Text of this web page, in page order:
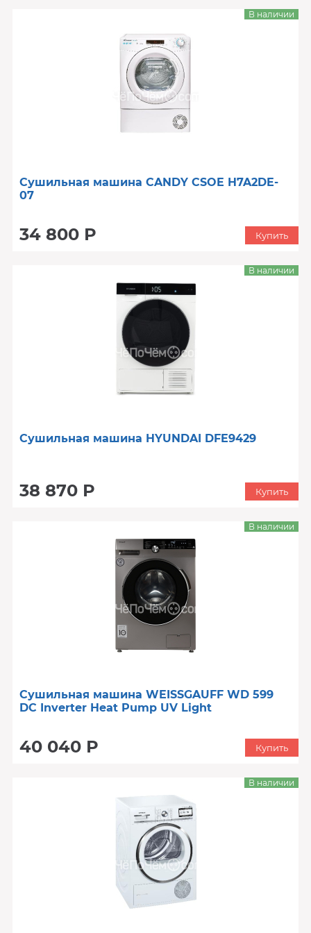
Сушильная машина CANDY CSOE H7A2DE-
07
34 800 Р
В наличии
Купить
Сушильная машина HYUNDAI DFE9429
38 870 Р
В наличии
Купить
Сушильная машина WEISSGAUFF WD 599
DC Inverter Heat Pump UV Light
40 040 Р
В наличии
Купить
В наличии